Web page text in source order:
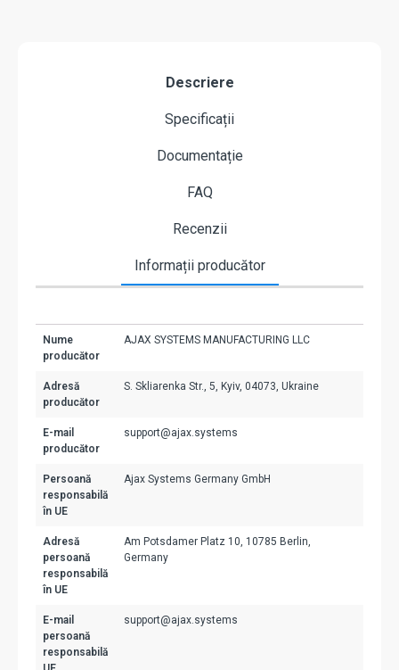
Descriere
Specificații
Documentație
FAQ
Recenzii
Informații producător
Nume
producător
AJAX SYSTEMS MANUFACTURING LLC
Adresă
producător
S. Skliarenka Str., 5, Kyiv, 04073, Ukraine
E-mail
producător
support@ajax.systems
Persoană
responsabilă
în UE
Ajax Systems Germany GmbH
Adresă
persoană
responsabilă
în UE
Am Potsdamer Platz 10, 10785 Berlin,
Germany
E-mail
persoană
responsabilă
support@ajax.systems